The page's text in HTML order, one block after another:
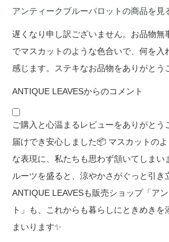
アンティークブルーパロットの商品を見
遅くなり申し訳ございません。お品物無
でマスカットのような色合いで、何を入
感じます。ステキなお品物をありがとう
ANTIQUE LEAVESからのコメント
ご購入と心温まるレビューをありがとう
届けでき安心しました📦 マスカットの
な表現に、私たちも思わず頷いてしまい
ルーツを盛ると、涼やかさがぐっと引き
ANTIQUE LEAVESも販売ショップ「ア
ト」も、これからも暮らしにときめき
まいります✨